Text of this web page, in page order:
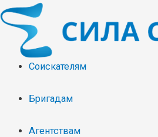
Соискателям
Бригадам
Агентствам